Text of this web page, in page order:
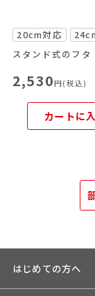
20cm対応
2,530円(税込)
カートに
はじめての方へ